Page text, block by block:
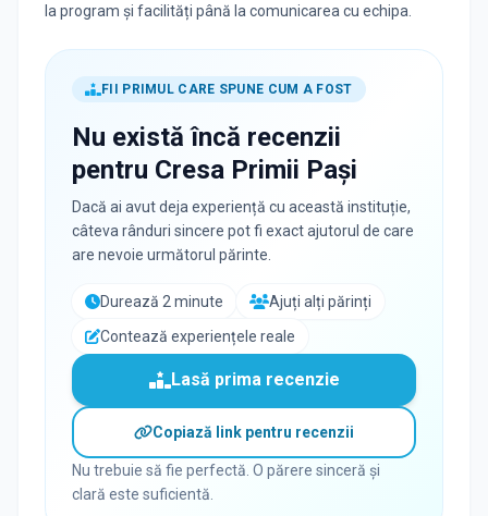
la program și facilități până la comunicarea cu echipa.
FII PRIMUL CARE SPUNE CUM A FOST
Nu există încă recenzii
pentru Cresa Primii Pași
Dacă ai avut deja experiență cu această instituție,
câteva rânduri sincere pot fi exact ajutorul de care
are nevoie următorul părinte.
Durează 2 minute
Ajuți alți părinți
Contează experiențele reale
Lasă prima recenzie
Copiază link pentru recenzii
Nu trebuie să fie perfectă. O părere sinceră și
clară este suficientă.